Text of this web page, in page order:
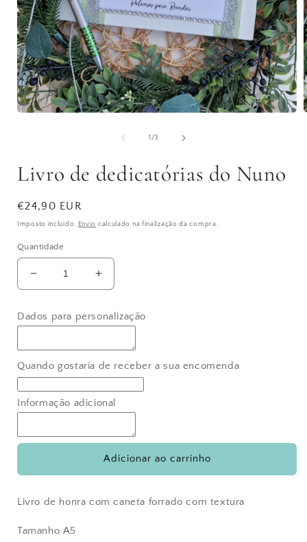
modal
1/de
3
Livro de dedicatórias do Nuno
Preço
normal
€24,90 EUR
Imposto incluído. Envio calculado na finalização da compra.
Quantidade
Diminuir
a
de
de
dedicatórias
do
Nuno
Aumentar
a
de
de
dedicatórias
do
Nuno
Dados para personalização
Quando gostaria de receber a sua encomenda
Informação adicional
Adicionar ao carrinho
Livro de honra com caneta forrado com textura
Tamanho A5